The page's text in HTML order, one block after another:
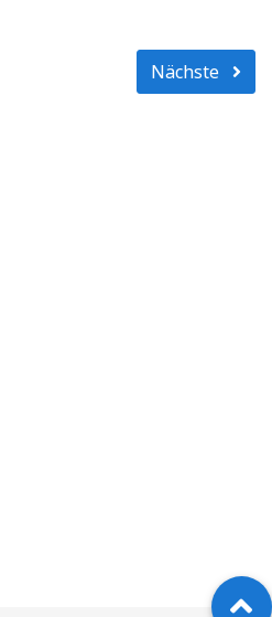
Nächste